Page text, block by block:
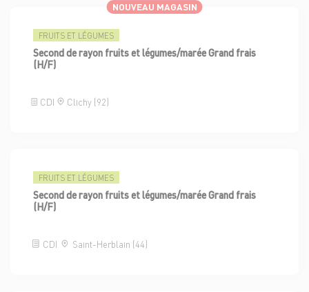
NOUVEAU MAGASIN
FRUITS ET LÉGUMES
Second de rayon fruits et légumes/marée Grand frais
(H/F)
CDI Clichy (92)
FRUITS ET LÉGUMES
Second de rayon fruits et légumes/marée Grand frais
(H/F)
CDI Saint-Herblain (44)